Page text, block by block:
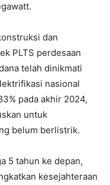
dan
PLTS perdesaan
telah dinikmati
nasional
pada akhir 2024,
untuk
belum berlistrik.
5 tahun ke depan,
kesejahteraan